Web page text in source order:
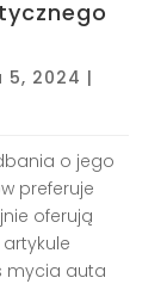
5, 2024 |
o jego
preferuje
oferują
mycia auta